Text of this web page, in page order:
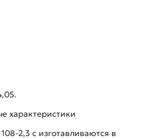
характеристики
2,3 с изготавливаются в